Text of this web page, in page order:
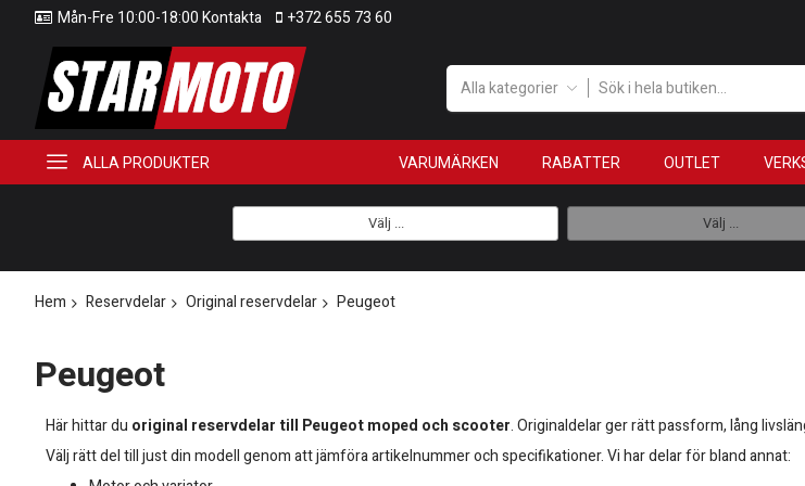
Mån-Fre 10:00-18:00 Kontakta +372 655 73 60
Alla kategorier
ALLA PRODUKTER VARUMÄRKEN RABATTER OUTLET
Välj ... Välj ...
Hem Reservdelar Original reservdelar Peugeot
Peugeot
Här hittar du original reservdelar till Peugeot moped och scooter. Originaldelar ger rätt passform, lång
Välj rätt del till just din modell genom att jämföra artikelnummer och specifikationer. Vi har delar för bland annat: